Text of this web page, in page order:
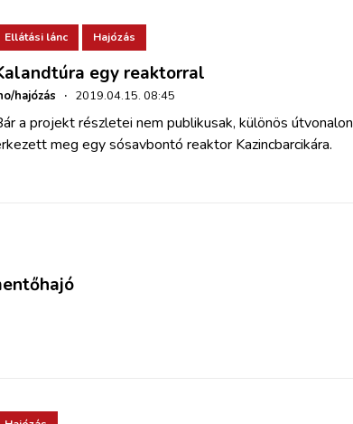
Ellátási lánc Hajózás
egy reaktorral
hajózás · 2019.04.15. 08:45
a projekt részletei nem publikusak, különös útvonalon
meg egy sósavbontó reaktor Kazincbarcikára.